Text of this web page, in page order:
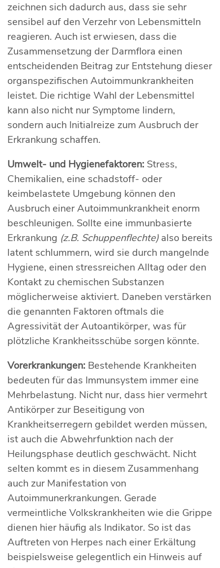
zeichnen sich dadurch aus, dass sie sehr
sensibel auf den Verzehr von Lebensmitteln
reagieren. Auch ist erwiesen, dass die
Zusammensetzung der Darmflora einen
entscheidenden Beitrag zur Entstehung dieser
organspezifischen Autoimmunkrankheiten
leistet. Die richtige Wahl der Lebensmittel
kann also nicht nur Symptome lindern,
sondern auch Initialreize zum Ausbruch der
Erkrankung schaffen.
Umwelt- und Hygienefaktoren: Stress,
Chemikalien, eine schadstoff- oder
keimbelastete Umgebung können den
Ausbruch einer Autoimmunkrankheit enorm
beschleunigen. Sollte eine immunbasierte
Erkrankung (z.B. Schuppenflechte) also bereits
latent schlummern, wird sie durch mangelnde
Hygiene, einen stressreichen Alltag oder den
Kontakt zu chemischen Substanzen
möglicherweise aktiviert. Daneben verstärken
die genannten Faktoren oftmals die
Agressivität der Autoantikörper, was für
plötzliche Krankheitsschübe sorgen könnte.
Vorerkrankungen: Bestehende Krankheiten
bedeuten für das Immunsystem immer eine
Mehrbelastung. Nicht nur, dass hier vermehrt
Antikörper zur Beseitigung von
Krankheitserregern gebildet werden müssen,
ist auch die Abwehrfunktion nach der
Heilungsphase deutlich geschwächt. Nicht
selten kommt es in diesem Zusammenhang
auch zur Manifestation von
Autoimmunerkrankungen. Gerade
vermeintliche Volkskrankheiten wie die Grippe
dienen hier häufig als Indikator. So ist das
Auftreten von Herpes nach einer Erkältung
beispielsweise gelegentlich ein Hinweis auf